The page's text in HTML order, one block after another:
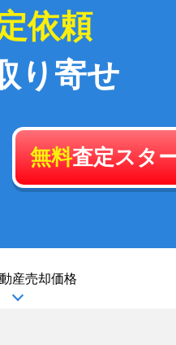
依頼
り寄せ
無料査定スタ
産売却価格